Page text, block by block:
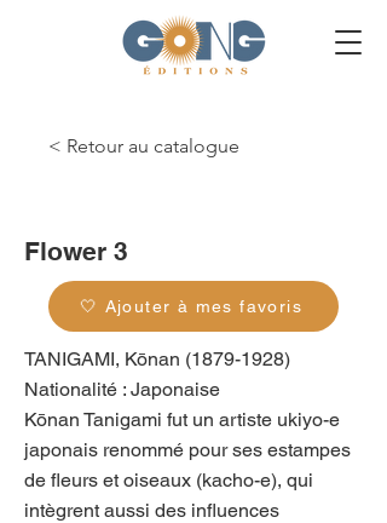
< Retour au catalogue
Flower 3
🤍 Ajouter à mes favoris
TANIGAMI, Kōnan (1879-1928)
Nationalité : Japonaise
Kōnan Tanigami fut un artiste ukiyo-e
japonais renommé pour ses estampes
de fleurs et oiseaux (kacho-e), qui
intègrent aussi des influences